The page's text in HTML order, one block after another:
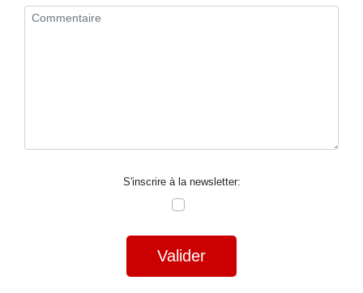
NUIT
S'inscrire à la newsletter:
Valider